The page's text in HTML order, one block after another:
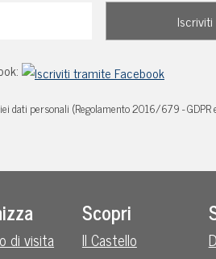
dati personali (Regolamento 2016/679 -
di visita
Scopri
Il Castello